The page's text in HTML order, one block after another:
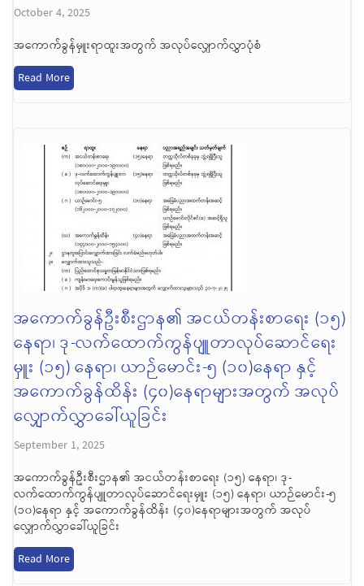
October 4, 2025
အကောက်ခွန်မှူးရာထူးအတွက် အလုပ်လျှောက်လွှာပုံစံ
Read More
အကောက်ခွန်ဦးစီးဌာန၏ အငယ်တန်းစာရေး (၁၅)
နေရာ၊ ဒု-လက်ထောက်ကွန်ပျူတာလုပ်ဆောင်ရေး
မှူး (၁၅) နေရာ၊ ယာဉ်မောင်း-၅ (၁၀)နေရာ နှင့်
အကောက်ခွန်ထိန်း (၄၀)နေရာများအတွက် အလုပ်
လျှောက်လွှာခေါ်ယူခြင်း
September 1, 2025
အကောက်ခွန်ဦးစီးဌာန၏ အငယ်တန်းစာရေး (၁၅) နေရာ၊ ဒု-
လက်ထောက်ကွန်ပျူတာလုပ်ဆောင်ရေးမှူး (၁၅) နေရာ၊ ယာဉ်မောင်း-၅
(၁၀)နေရာ နှင့် အကောက်ခွန်ထိန်း (၄၀)နေရာများအတွက် အလုပ်
လျှောက်လွှာခေါ်ယူခြင်း
Read More